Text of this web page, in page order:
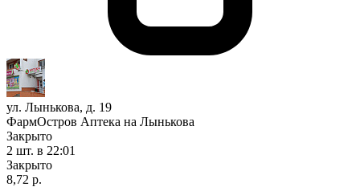
ул. Лынькова, д. 19
ФармОстров Аптека на Лынькова
Закрыто
2 шт. в 22:01
Закрыто
8,72 р.